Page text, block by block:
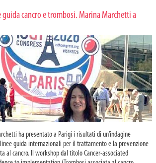
cancro e trombosi. Marina Marchetti a
ha presentato a Parigi i risultati di un’indagine
guida internazionali per il trattamento e la prevenzione
al cancro. Il workshop dal titolo Cancer-associated